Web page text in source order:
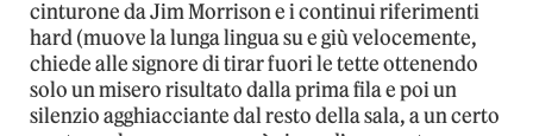
cinturone da Jim Morrison e i continui riferimenti
hard (muove la lunga lingua su e giù velocemente,
chiede alle signore di tirar fuori le tette ottenendo
solo un misero risultato dalla prima fila e poi un
silenzio agghiacciante dal resto della sala, a un certo